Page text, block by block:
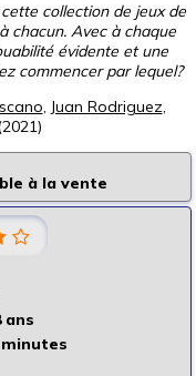
collection de jeux de
chacun. Avec à chaque
évidente et une
commencer par lequel?
, Juan Rodriguez,
à la vente
ans